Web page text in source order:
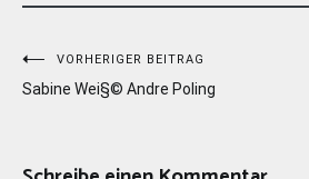
Beitragsnavigation
VORHERIGER BEITRAG
Sabine Wei§© Andre Poling